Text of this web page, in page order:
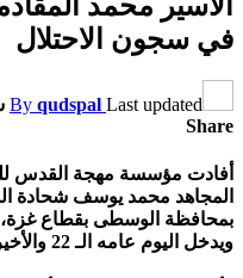
في سجون الاحتلال
By qudspal Last updated
Share
أفادت مؤسسة مهجة القدس
ويدخل اليوم عامه الـ 22 والأخير في سجون الاحتلال الصهيوني.